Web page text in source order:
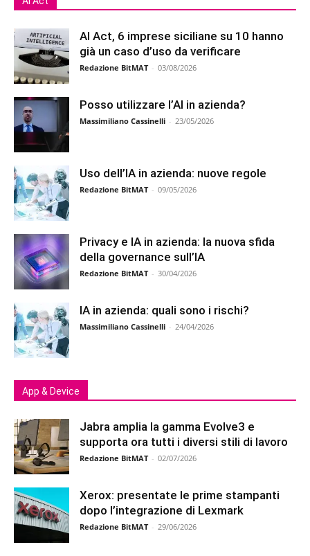
AI Act, 6 imprese siciliane su 10 hanno
già un caso d’uso da verificare
Redazione BitMAT - 03/08/2026
Posso utilizzare l’AI in azienda?
Massimiliano Cassinelli - 23/05/2026
Uso dell’IA in azienda: nuove regole
Redazione BitMAT - 09/05/2026
Privacy e IA in azienda: la nuova sfida
della governance sull’IA
Redazione BitMAT - 30/04/2026
IA in azienda: quali sono i rischi?
Massimiliano Cassinelli - 24/04/2026
App & Device
Jabra amplia la gamma Evolve3 e
supporta ora tutti i diversi stili di lavoro
Redazione BitMAT - 02/07/2026
Xerox: presentate le prime stampanti
dopo l’integrazione di Lexmark
Redazione BitMAT - 29/06/2026